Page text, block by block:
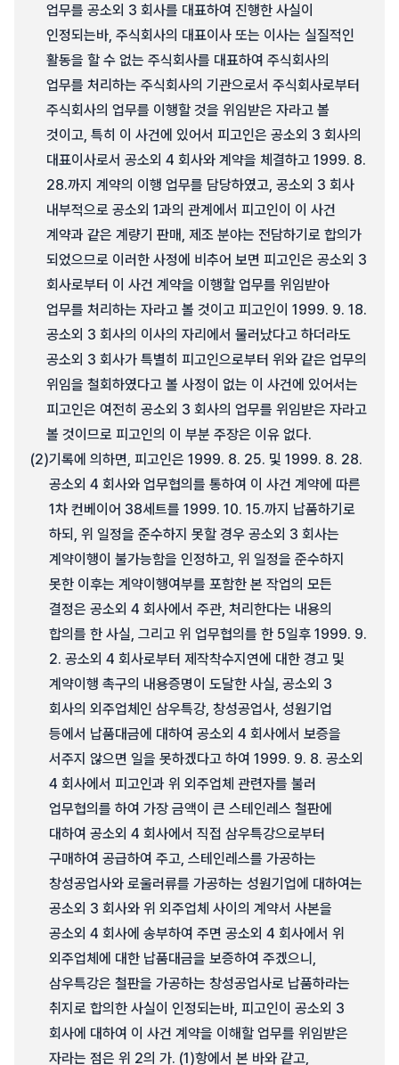
업무를 공소외 3 회사를 대표하여 진행한 사실이
인정되는바, 주식회사의 대표이사 또는 이사는 실질적인
활동을 할 수 없는 주식회사를 대표하여 주식회사의
업무를 처리하는 주식회사의 기관으로서 주식회사로부터
주식회사의 업무를 이행할 것을 위임받은 자라고 볼
것이고, 특히 이 사건에 있어서 피고인은 공소외 3 회사의
대표이사로서 공소외 4 회사와 계약을 체결하고 1999. 8.
28.까지 계약의 이행 업무를 담당하였고, 공소외 3 회사
내부적으로 공소외 1과의 관계에서 피고인이 이 사건
계약과 같은 계량기 판매, 제조 분야는 전담하기로 합의가
되었으므로 이러한 사정에 비추어 보면 피고인은 공소외 3
회사로부터 이 사건 계약을 이행할 업무를 위임받아
업무를 처리하는 자라고 볼 것이고 피고인이 1999. 9. 18.
공소외 3 회사의 이사의 자리에서 물러났다고 하더라도
공소외 3 회사가 특별히 피고인으로부터 위와 같은 업무의
위임을 철회하였다고 볼 사정이 없는 이 사건에 있어서는
피고인은 여전히 공소외 3 회사의 업무를 위임받은 자라고
볼 것이므로 피고인의 이 부분 주장은 이유 없다.
(2)기록에 의하면, 피고인은 1999. 8. 25. 및 1999. 8. 28.
공소외 4 회사와 업무협의를 통하여 이 사건 계약에 따른
1차 컨베이어 38세트를 1999. 10. 15.까지 납품하기로
하되, 위 일정을 준수하지 못할 경우 공소외 3 회사는
계약이행이 불가능함을 인정하고, 위 일정을 준수하지
못한 이후는 계약이행여부를 포함한 본 작업의 모든
결정은 공소외 4 회사에서 주관, 처리한다는 내용의
합의를 한 사실, 그리고 위 업무협의를 한 5일후 1999. 9.
2. 공소외 4 회사로부터 제작착수지연에 대한 경고 및
계약이행 촉구의 내용증명이 도달한 사실, 공소외 3
회사의 외주업체인 삼우특강, 창성공업사, 성원기업
등에서 납품대금에 대하여 공소외 4 회사에서 보증을
서주지 않으면 일을 못하겠다고 하여 1999. 9. 8. 공소외
4 회사에서 피고인과 위 외주업체 관련자를 불러
업무협의를 하여 가장 금액이 큰 스테인레스 철판에
대하여 공소외 4 회사에서 직접 삼우특강으로부터
구매하여 공급하여 주고, 스테인레스를 가공하는
창성공업사와 로울러류를 가공하는 성원기업에 대하여는
공소외 3 회사와 위 외주업체 사이의 계약서 사본을
공소외 4 회사에 송부하여 주면 공소외 4 회사에서 위
외주업체에 대한 납품대금을 보증하여 주겠으니,
삼우특강은 철판을 가공하는 창성공업사로 납품하라는
취지로 합의한 사실이 인정되는바, 피고인이 공소외 3
회사에 대하여 이 사건 계약을 이해할 업무를 위임받은
자라는 점은 위 2의 가. (1)항에서 본 바와 같고,